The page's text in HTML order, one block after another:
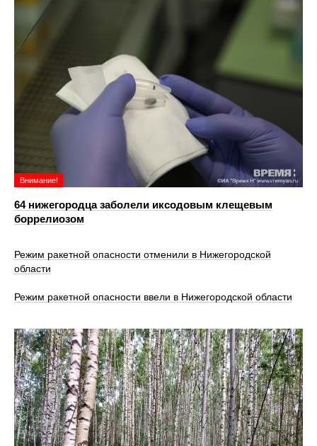
Внимание!
64 нижегородца заболели иксодовым клещевым
боррелиозом
Режим ракетной опасности отменили в Нижегородской
области
Режим ракетной опасности ввели в Нижегородской области